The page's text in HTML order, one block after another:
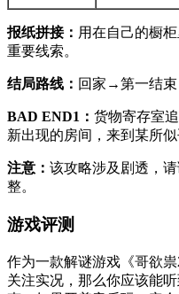
报纸拼接： 用在自己的橱
重要线索。
结局路线： 回家→第一结束
BAD END1： 货物寄存室
新出现的房间，来到某所
注意： 该攻略涉及剧透，
整。
游戏评测
作为一款解谜游戏《哥欲
关注实况，那么你应该能